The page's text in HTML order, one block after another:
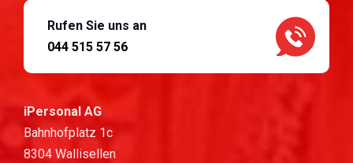
Rufen Sie uns an
044 515 57 56
iPersonal AG
Bahnhofplatz 1c
8304 Wallisellen